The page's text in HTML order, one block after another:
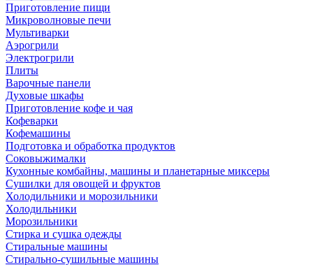
Приготовление пищи
Микроволновые печи
Мультиварки
Аэрогрили
Электрогрили
Плиты
Варочные панели
Духовые шкафы
Приготовление кофе и чая
Кофеварки
Кофемашины
Подготовка и обработка продуктов
Соковыжималки
Кухонные комбайны, машины и планетарные миксеры
Сушилки для овощей и фруктов
Холодильники и морозильники
Холодильники
Морозильники
Стирка и сушка одежды
Стиральные машины
Стирально-сушильные машины